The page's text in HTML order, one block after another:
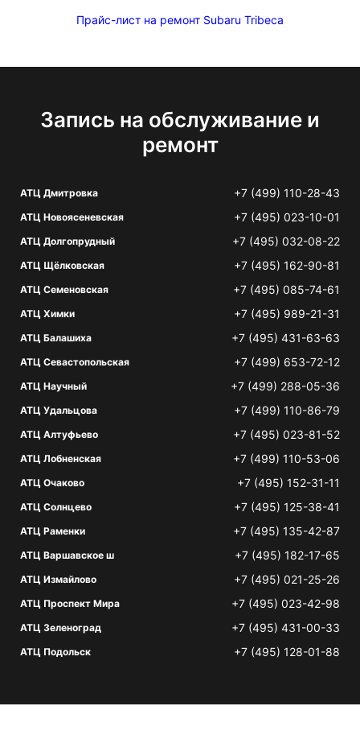
Прайс-лист на ремонт Subaru Tribeca
Запись на обслуживание и
ремонт
АТЦ Дмитровка +7 (499) 110-28-43
АТЦ Новоясеневская +7 (495) 023-10-01
АТЦ Долгопрудный +7 (495) 032-08-22
АТЦ Щёлковская +7 (495) 162-90-81
АТЦ Семеновская +7 (495) 085-74-61
АТЦ Химки +7 (495) 989-21-31
АТЦ Балашиха +7 (495) 431-63-63
АТЦ Севастопольская +7 (499) 653-72-12
АТЦ Научный +7 (499) 288-05-36
АТЦ Удальцова +7 (499) 110-86-79
АТЦ Алтуфьево +7 (495) 023-81-52
АТЦ Лобненская +7 (499) 110-53-06
АТЦ Очаково +7 (495) 152-31-11
АТЦ Солнцево +7 (495) 125-38-41
АТЦ Раменки +7 (495) 135-42-87
АТЦ Варшавское ш +7 (495) 182-17-65
АТЦ Измайлово +7 (495) 021-25-26
АТЦ Проспект Мира +7 (495) 023-42-98
АТЦ Зеленоград +7 (495) 431-00-33
АТЦ Подольск +7 (495) 128-01-88